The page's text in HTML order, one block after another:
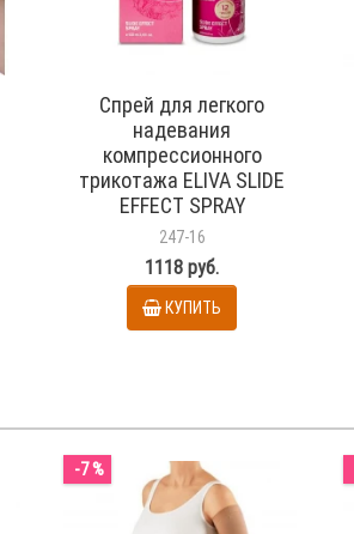
Cпрей для легкого
надевания
компрессионного
трикотажа ELIVA SLIDE
EFFECT SPRAY
арт.010101-eliva
247-16
1118 руб.
КУПИТЬ
-7 %